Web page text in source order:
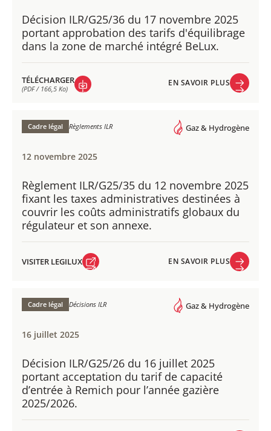
Décision ILR/G25/36 du 17 novembre 2025
portant approbation des tarifs d'équilibrage
dans la zone de marché intégré BeLux.
TÉLÉCHARGER
(PDF / 166,5 Ko)
(PDF / 166,5 Ko)
EN SAVOIR PLUS
Cadre légal Règlements ILR Gaz & Hydrogène
12 novembre 2025
Règlement ILR/G25/35 du 12 novembre 2025
fixant les taxes administratives destinées à
couvrir les coûts administratifs globaux du
régulateur et son annexe.
VISITER LEGILUX
EN SAVOIR PLUS
Cadre légal Décisions ILR Gaz & Hydrogène
16 juillet 2025
Décision ILR/G25/26 du 16 juillet 2025
portant acceptation du tarif de capacité
d’entrée à Remich pour l’année gazière
2025/2026.